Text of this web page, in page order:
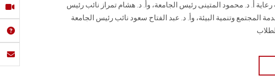
أ. د. محمود المتينى رئيس الجامعة، وأ. د. هشام تمراز نائب رئيس
المجتمع وتنمية البيئة، وأ. د. عبد الفتاح سعود نائب رئيس الجامعة